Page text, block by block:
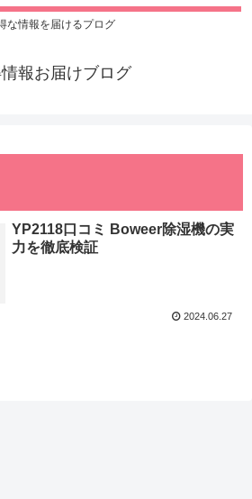
な情報を届けるプログ
報お届けブログ
YP2118口コミ Boweer除湿機の実
力を徹底検証
2024.06.27